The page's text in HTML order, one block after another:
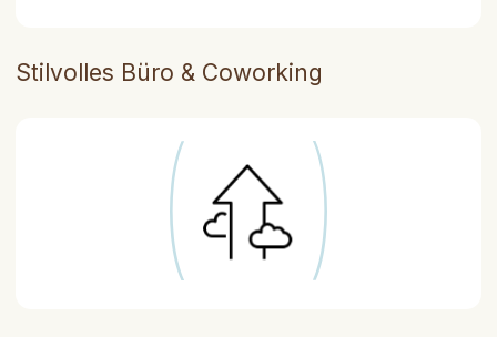
© 2025. Brisalta
Rechtliche Informationen
Soziale Netzwerke